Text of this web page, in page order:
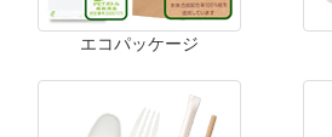
エコパッケージ